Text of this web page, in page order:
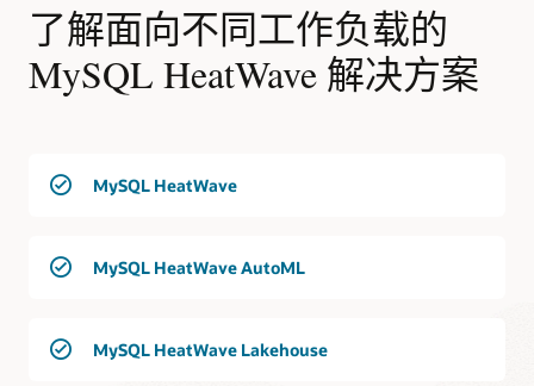
了解面向不同工作负载的
MySQL HeatWave 解决方案
MySQL HeatWave
MySQL HeatWave AutoML
MySQL HeatWave Lakehouse